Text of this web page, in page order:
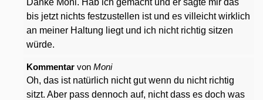
Danke Moni. Hab ich gemacht und er sagte mir das
bis jetzt nichts festzustellen ist und es villeicht wirklich
an meiner Haltung liegt und ich nicht richtig sitzen
würde.
Kommentar von Moni
Oh, das ist natürlich nicht gut wenn du nicht richtig
sitzt. Aber pass dennoch auf, nicht dass es doch was